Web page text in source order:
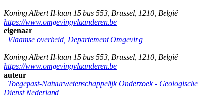
Koning Albert II-laan 15 bus 553 Brussel 1210 België
https://www.omgevingvlaanderen.be
eigenaar
Vlaamse overheid, Departement Omgeving
Koning Albert II-laan 15 bus 553 Brussel 1210 België
https://www.omgevingvlaanderen.be
auteur
Toegepast-Natuurwetenschappelijk Onderzoek - Geologische
Dienst Nederland